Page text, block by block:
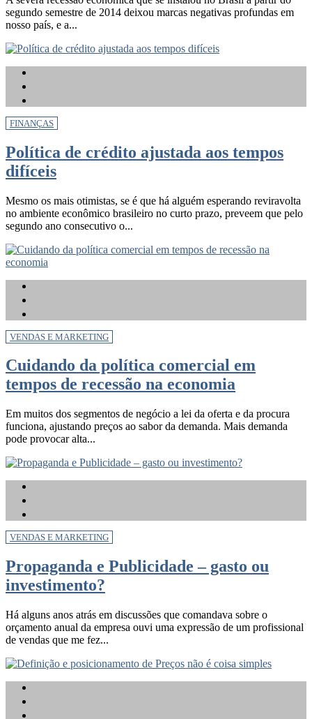
segundo semestre de 2014 deixou marcas negativas profundas em
nosso país, e a...
FINANÇAS
Política de crédito ajustada aos tempos
difíceis
Mesmo os mais otimistas, se é que há alguém esperando reviravolta
no ambiente econômico brasileiro no curto prazo, preveem que pelo
segundo ano consecutivo o...
VENDAS E MARKETING
Cuidando da política comercial em
tempos de recessão na economia
Em muitos dos segmentos de negócio a lei da oferta e da procura
funciona, ajustando preços ao sabor da demanda. Mais demanda
pode provocar alta...
VENDAS E MARKETING
Propaganda e Publicidade – gasto ou
investimento?
Há alguns anos atrás em discussões que comandava sobre o
orçamento anual da empresa ouvi uma expressão de um profissional
de vendas que me fez...